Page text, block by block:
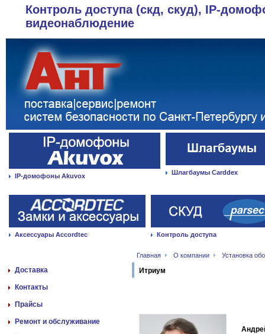
Контроль доступа (скд, скуд), IP-
видеонаблюдение
IP-домофоны Akuvox Шлагбаумы Carddex
Аксессуары Accordtec Контроль доступа
Главная О компании Установка
Доставка
Контакты
Прайсы
Ремонт и обслуживание
Итриум